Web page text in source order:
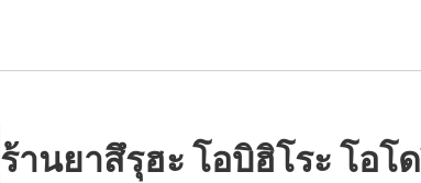
ร้านยาสึรุฮะ โอบิฮิโระ โอ